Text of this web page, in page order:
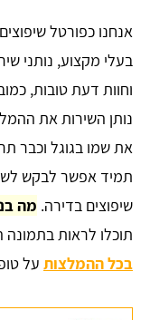
אנחנו כפורטל
בעלי מקצוע, נותני
וחוות דעת טובות,
נותן השירות את
את שמו בגוגל וכבר
תמיד אפשר לבקש
שיפוצים בדירה. מה
תוכלו לראות בתמונה
בכל ההמלצות על